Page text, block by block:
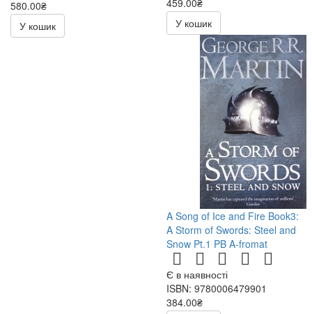
580.00₴
У кошик
459.00₴
540.00₴
У кошик
A Song of Ice and Fire Book3:
A Storm of Swords: Steel and
Snow Pt.1 PB A-fromat
Є в наявності
ISBN: 9780006479901
384.00₴